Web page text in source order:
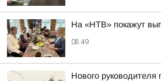
На «НТВ» покажут
08:49
Нового